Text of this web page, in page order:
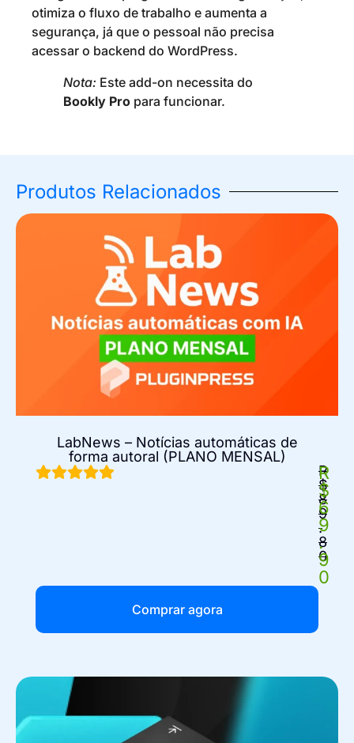
otimiza o fluxo de trabalho e aumenta a
segurança, já que o pessoal não precisa
acessar o backend do WordPress.
Nota: Este add-on necessita do
Bookly Pro para funcionar.
Produtos Relacionados
LabNews – Notícias automáticas de
forma autoral (PLANO MENSAL)
R
$
8
9
.
8
0
R
$
6
9
.
9
0
Comprar agora